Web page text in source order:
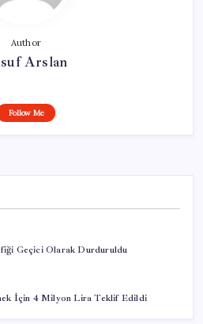
Author
Arslan
Follow Me
Geçici Olarak Durduruldu
İçin 4 Milyon Lira Teklif Edildi